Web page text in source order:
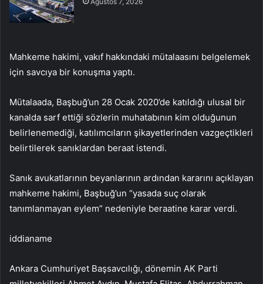
Mahkeme hakimi, vakıf hakkındaki mütalaasını belgelemek
için savcıya bir konuşma yaptı.
Mütalaada, Başbuğ’un 28 Ocak 2020’de katıldığı ulusal bir
kanalda sarf ettiği sözlerin muhatabının kim olduğunun
belirlenemediği, katılımcıların şikayetlerinden vazgeçtikleri
belirtilerek sanıklardan beraat istendi.
Sanık avukatlarının beyanlarının ardından kararını açıklayan
mahkeme hakimi, Başbuğ’un “yasada suç olarak
tanımlanmayan eylem” nedeniyle beraatine karar verdi.
iddianame
Ankara Cumhuriyet Başsavcılığı, dönemin AK Parti